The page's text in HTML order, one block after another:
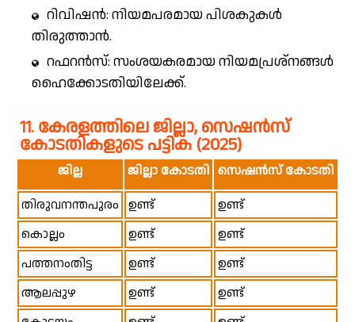
റിവിഷൻ: നിയമപരമായ പിശകുകൾ
തിരുത്താൻ.
റഫറൻസ്: സംശയകരമായ നിയമപ്രശ്നങ്ങൾ
ഹൈക്കോടതിയിലേക്ക്.
11. കേരളത്തിലെ ജില്ലാ, സെഷൻസ്
കോടതികളുടെ പട്ടിക (2025)
ജില്ല ജില്ലാ കോടതി സെഷൻസ് കോടതി
തിരുവനന്തപുരം ഉണ്ട്
ഉണ്ട്
കൊല്ലം
ഉണ്ട്
ഉണ്ട്
പത്തനംതിട്ട
ഉണ്ട്
ഉണ്ട്
ആലപ്പുഴ
ഉണ്ട്
ഉണ്ട്